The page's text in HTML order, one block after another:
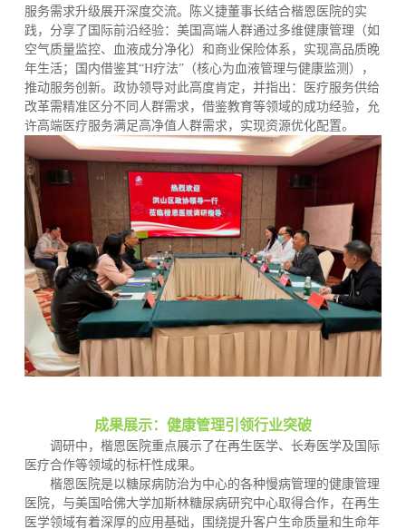
服务需求升级展开深度交流。陈义捷董事长结合楷恩医院的实
践，分享了国际前沿经验：美国高端人群通过多维健康管理（如
空气质量监控、血液成分净化）和商业保险体系，实现高品质晚
年生活；国内借鉴其“H疗法”（核心为血液管理与健康监测），
推动服务创新。政协领导对此高度肯定，并指出：医疗服务供给
改革需精准区分不同人群需求，借鉴教育等领域的成功经验，允
许高端医疗服务满足高净值人群需求，实现资源优化配置。
成果展示：健康管理引领行业突破
调研中，楷恩医院重点展示了在再生医学、长寿医学及国际
医疗合作等领域的标杆性成果。
楷恩医院是以糖尿病防治为中心的各种慢病管理的健康管理
医院，与美国哈佛大学加斯林糖尿病研究中心取得合作，在再生
医学领域有着深厚的应用基础，围绕提升客户生命质量和生命年